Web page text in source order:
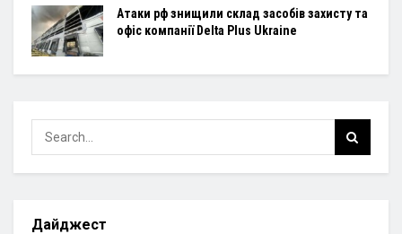
Атаки рф знищили склад засобів захисту та
офіс компанії Delta Plus Ukraine
Дайджест